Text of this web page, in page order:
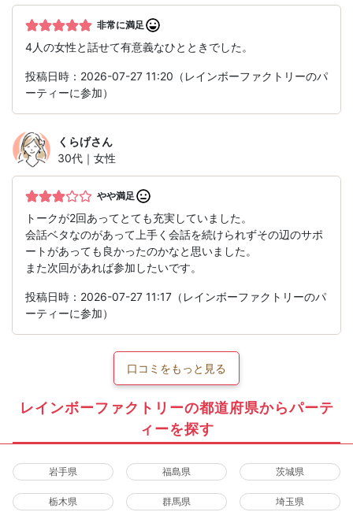
非常に満足
4人の女性と話せて有意義なひとときでした。
投稿日時：2026-07-27 11:20（レインボーファクトリーのパ
ーティーに参加）
くらげさん
30代｜女性
やや満足
トークが2回あってとても充実していました。
会話ベタなのがあって上手く会話を続けられずその辺のサポ
ートがあっても良かったのかなと思いました。
また次回があれば参加したいです。
投稿日時：2026-07-27 11:17（レインボーファクトリーのパ
ーティーに参加）
口コミをもっと見る
レインボーファクトリーの都道府県からパーテ
ィーを探す
岩手県 福島県 茨城県
栃木県 群馬県 埼玉県